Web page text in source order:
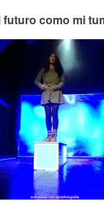
futuro como mi